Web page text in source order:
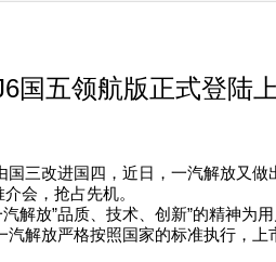
国五领航版正式登陆
三改进国四，近日，一汽解放又
会，抢占先机。
解放”品质、技术、创新”的精神
解放严格按照国家的标准执行，